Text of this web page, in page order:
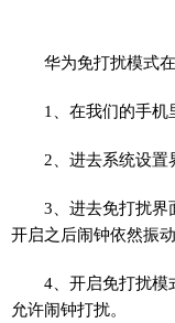
华为免打扰模式
1、在我们的手机
2、进去系统设置
3、进去免打扰界
开启之后闹钟依然振
4、开启免打扰模
允许闹钟打扰。